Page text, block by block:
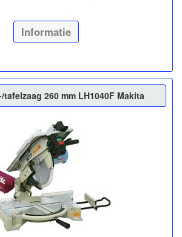
Informatie
tafelzaag 260 mm LH1040F Makita